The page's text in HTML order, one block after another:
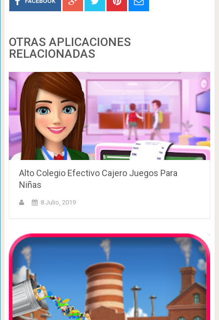
OTRAS APLICACIONES
RELACIONADAS
Alto Colegio Efectivo Cajero Juegos Para
Niñas
8 Julio, 2019